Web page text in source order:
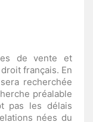
de vente et
français. En
recherchée
préalable
pas les délais
nées du